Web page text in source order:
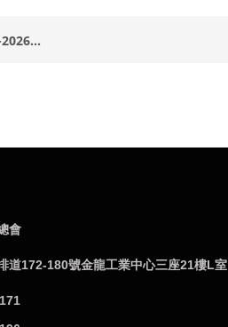
會
道172-180號金龍工業中心三座21樓L室